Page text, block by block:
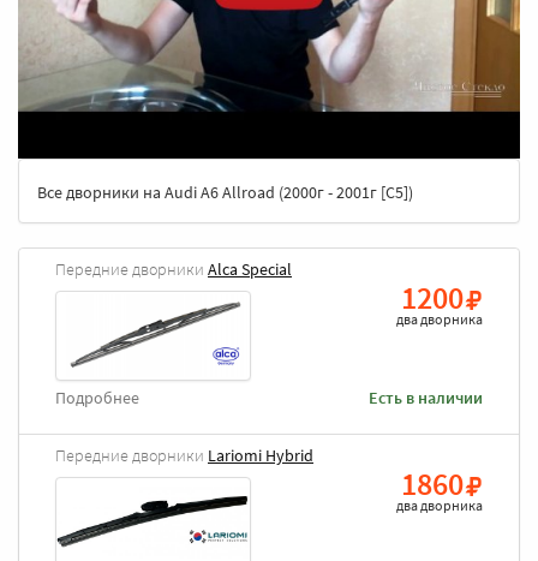
Все дворники на Audi A6 Allroad (2000г - 2001г [C5])
Передние дворники Alca Special
1200
два дворника
Есть в наличии
Подробнее
Передние дворники Lariomi Hybrid
1860
два дворника